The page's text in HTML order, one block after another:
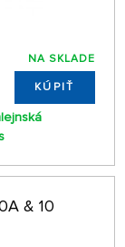
NA SKLADE
KÚPIŤ
& 10